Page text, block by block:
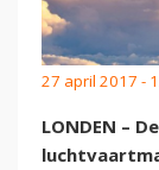
27 april 2017 -
LONDEN –